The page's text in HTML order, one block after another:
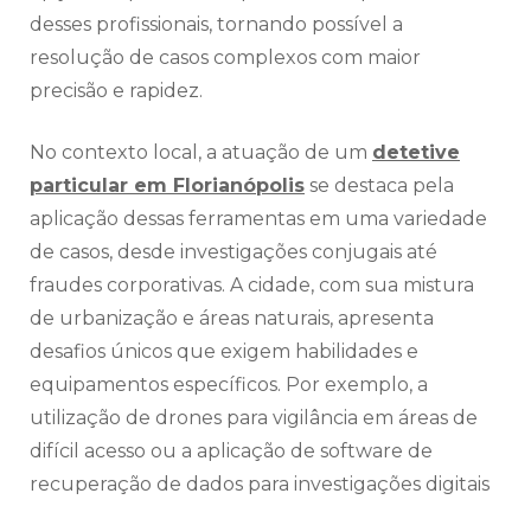
desses profissionais, tornando possível a
resolução de casos complexos com maior
precisão e rapidez.
No contexto local, a atuação de um detetive
particular em Florianópolis se destaca pela
aplicação dessas ferramentas em uma variedade
de casos, desde investigações conjugais até
fraudes corporativas. A cidade, com sua mistura
de urbanização e áreas naturais, apresenta
desafios únicos que exigem habilidades e
equipamentos específicos. Por exemplo, a
utilização de drones para vigilância em áreas de
difícil acesso ou a aplicação de software de
recuperação de dados para investigações digitais